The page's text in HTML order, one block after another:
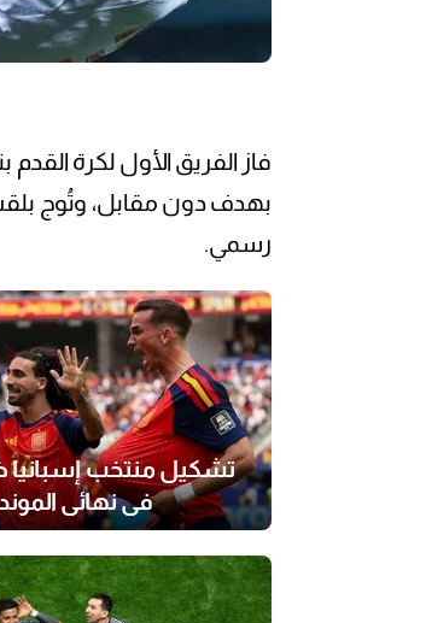
فاز الفريق الأول لكرة القدم
رسمي.
تشكيل منتخب إسبانيا
في نهائي